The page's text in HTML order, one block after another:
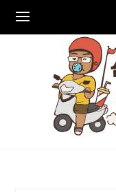
content